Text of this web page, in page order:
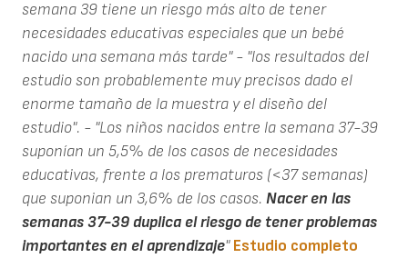
semana 39 tiene un riesgo más alto de tener
necesidades educativas especiales que un bebé
nacido una semana más tarde" - "los resultados del
estudio son probablemente muy precisos dado el
enorme tamaño de la muestra y el diseño del
estudio". - "Los niños nacidos entre la semana 37-39
suponían un 5,5% de los casos de necesidades
educativas, frente a los prematuros (<37 semanas)
que suponian un 3,6% de los casos. Nacer en las
semanas 37-39 duplica el riesgo de tener problemas
importantes en el aprendizaje" Estudio completo